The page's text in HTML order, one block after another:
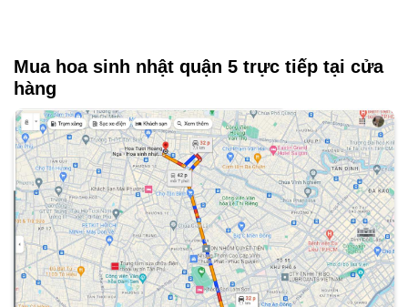
Mua hoa sinh nhật quận 5 trực tiếp tại cửa
hàng